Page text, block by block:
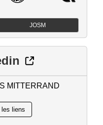
JOSM
MITTERRAND